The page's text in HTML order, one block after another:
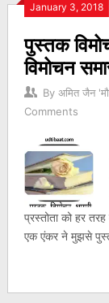
January 3, 2018
पुस्तक
विमोचन
By अमित जैन
Comments
प्रस्तोता को हर
एक एंकर ने मुझसे
Posts